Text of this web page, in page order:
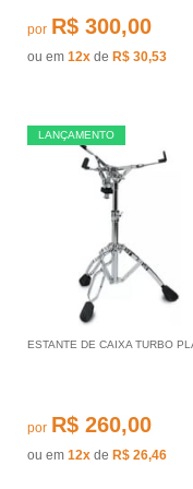
por R$ 300,00
ou em 12x de R$ 30,53
LANÇAMENTO
ESTANTE DE CAIXA TURBO
por R$ 260,00
ou em 12x de R$ 26,46